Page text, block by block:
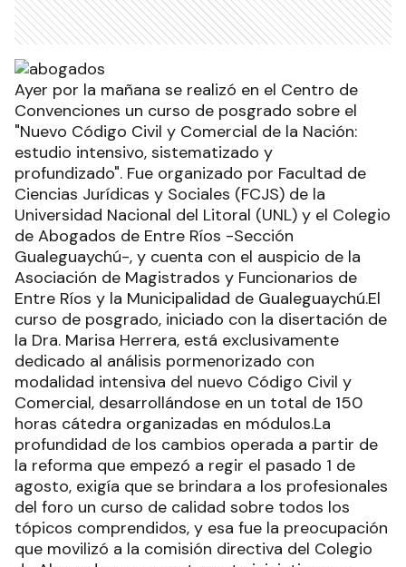
Ayer por la mañana se realizó en el Centro de
Convenciones un curso de posgrado sobre el
"Nuevo Código Civil y Comercial de la Nación:
estudio intensivo, sistematizado y
profundizado". Fue organizado por Facultad de
Ciencias Jurídicas y Sociales (FCJS) de la
Universidad Nacional del Litoral (UNL) y el Colegio
de Abogados de Entre Ríos -Sección
Gualeguaychú-, y cuenta con el auspicio de la
Asociación de Magistrados y Funcionarios de
Entre Ríos y la Municipalidad de Gualeguaychú.El
curso de posgrado, iniciado con la disertación de
la Dra. Marisa Herrera, está exclusivamente
dedicado al análisis pormenorizado con
modalidad intensiva del nuevo Código Civil y
Comercial, desarrollándose en un total de 150
horas cátedra organizadas en módulos.La
profundidad de los cambios operada a partir de
la reforma que empezó a regir el pasado 1 de
agosto, exigía que se brindara a los profesionales
del foro un curso de calidad sobre todos los
tópicos comprendidos, y esa fue la preocupación
que movilizó a la comisión directiva del Colegio